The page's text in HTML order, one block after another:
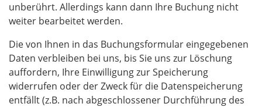
unberührt. Allerdings kann dann Ihre Buchung nicht
weiter bearbeitet werden.
Die von Ihnen in das Buchungsformular eingegebenen
Daten verbleiben bei uns, bis Sie uns zur Löschung
auffordern, Ihre Einwilligung zur Speicherung
widerrufen oder der Zweck für die Datenspeicherung
entfällt (z.B. nach abgeschlossener Durchführung des